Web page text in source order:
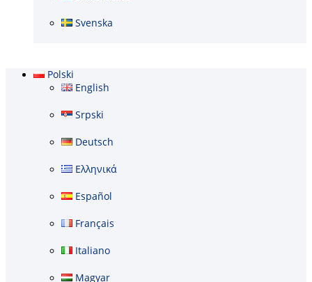
Svenska
Polski
English
Srpski
Deutsch
Ελληνικά
Español
Français
Italiano
Magyar